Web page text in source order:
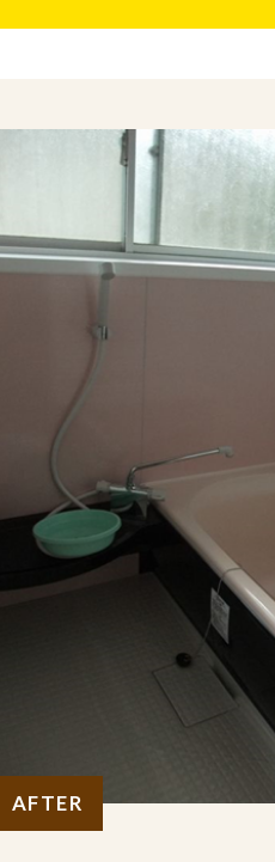
AFTER